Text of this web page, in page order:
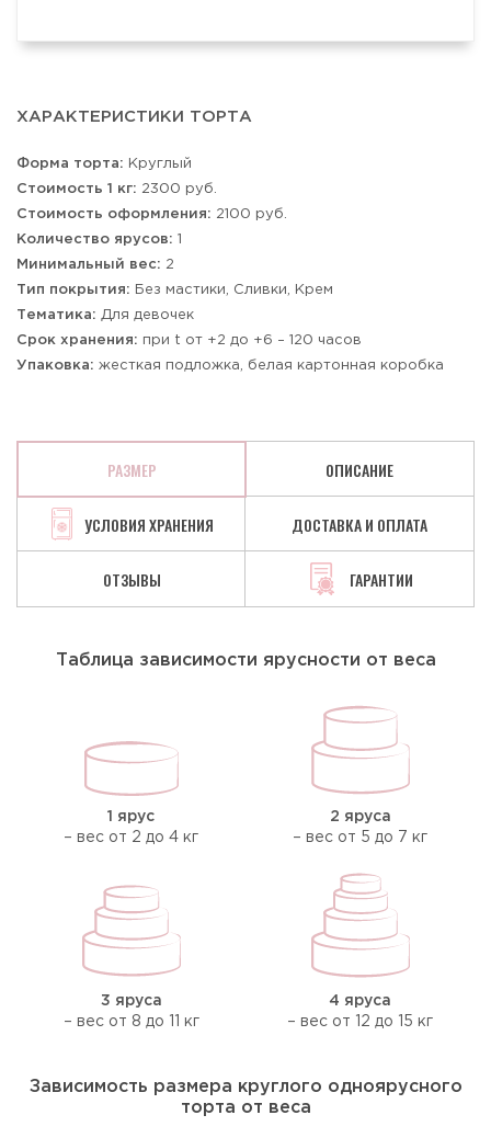
ХАРАКТЕРИСТИКИ ТОРТА
Форма торта: Круглый
Стоимость 1 кг: 2300 руб.
Стоимость оформления: 2100 руб.
Количество ярусов: 1
Минимальный вес: 2
Тип покрытия: Без мастики, Сливки, Крем
Тематика: Для девочек
Срок хранения: при t от +2 до +6 – 120 часов
Упаковка: жесткая подложка, белая картонная коробка
РАЗМЕР ОПИСАНИЕ
УСЛОВИЯ ХРАНЕНИЯ ДОСТАВКА И ОПЛАТА
ОТЗЫВЫ ГАРАНТИИ
Таблица зависимости ярусности от веса
1 ярус
– вес от 2 до 4 кг
2 яруса
– вес от 5 до 7 кг
3 яруса
– вес от 8 до 11 кг
4 яруса
– вес от 12 до 15 кг
Зависимость размера круглого одноярусного
торта от веса